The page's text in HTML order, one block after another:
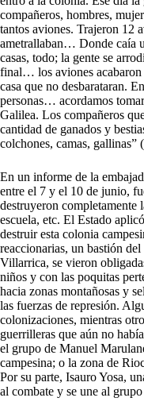
compañeros, hombres,
tantos aviones. Trajeron 12
ametrallaban… Donde caía
casas, todo; la gente se
final… los aviones
casa que no desbarataran.
personas… acordamos
Galilea. Los compañeros
cantidad de ganados y
colchones, camas, gallinas”
En un informe de la
entre el 7 y el 10 de junio,
destruyeron completamente
escuela, etc. El Estado
destruir esta colonia
reaccionarias, un bastión
Villarrica, se vieron
niños y con las poquitas
hacia zonas montañosas y
las fuerzas de represión.
colonizaciones, mientras
guerrilleras que aún no
el grupo de Manuel
campesina; o la zona de
Por su parte, Isauro Yosa,
al combate y se une al